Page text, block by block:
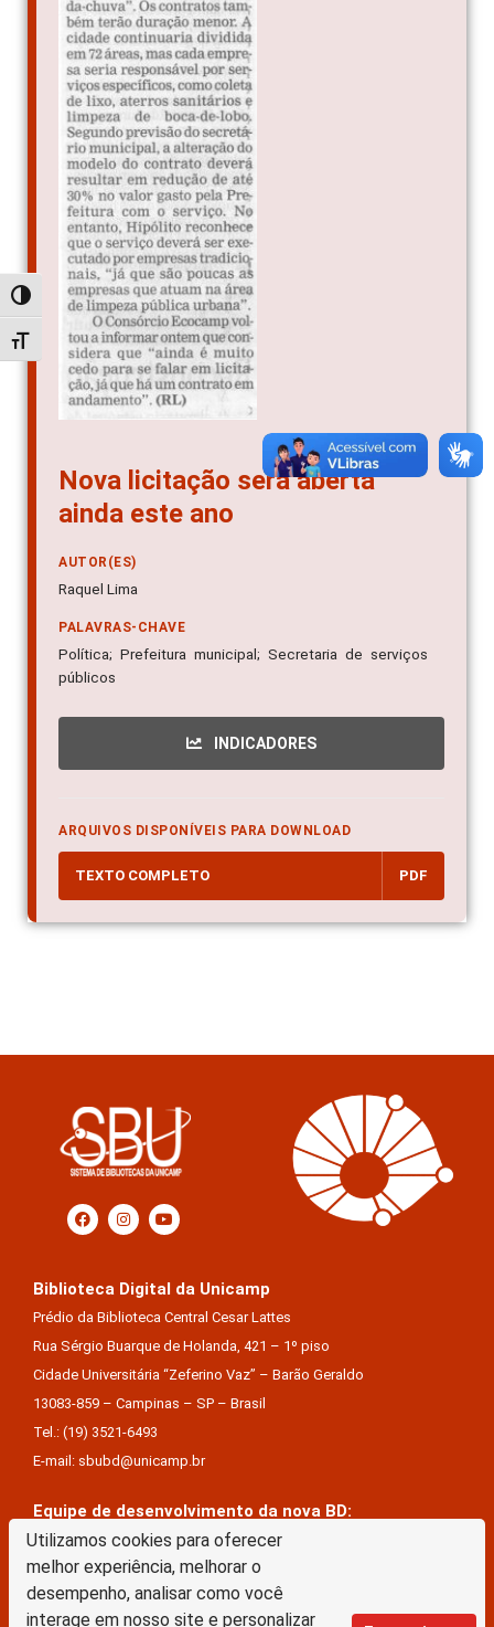
Utilizamos cookies para oferecer
melhor experiência, melhorar o
desempenho, analisar como você
interage em nosso site e personalizar
Alternar alto contraste
Alternar tamanho da fonte
Nova licitação será aberta
ainda este ano
AUTOR(ES)
Raquel Lima
PALAVRAS-CHAVE
Política; Prefeitura municipal; Secretaria de serviços
públicos
INDICADORES
ARQUIVOS DISPONÍVEIS PARA DOWNLOAD
TEXTO COMPLETO PDF
Biblioteca Digital da Unicamp
Prédio da Biblioteca Central Cesar Lattes
Rua Sérgio Buarque de Holanda, 421 – 1º piso
Cidade Universitária “Zeferino Vaz” – Barão Geraldo
13083-859 – Campinas – SP – Brasil
Tel.: (19) 3521-6493
E-mail: sbubd@unicamp.br
Equipe de desenvolvimento da nova BD:
Keite Aparecida Duarte
Márcio Vinícius De Jesus Almeida
Saul Victor De Castro E Silva